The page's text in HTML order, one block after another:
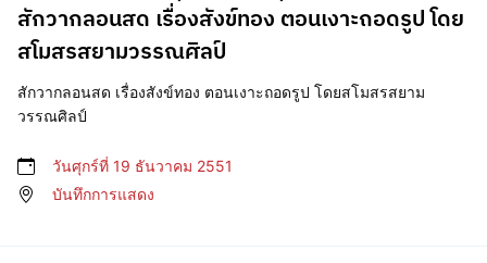
สักวากลอนสด เรื่องสังข์ทอง ตอนเงาะถอดรูป โดย
สโมสรสยามวรรณศิลป์
สักวากลอนสด เรื่องสังข์ทอง ตอนเงาะถอดรูป โดยสโมสรสยาม
วรรณศิลป์
วันศุกร์ที่ 19 ธันวาคม 2551
บันทึกการแสดง